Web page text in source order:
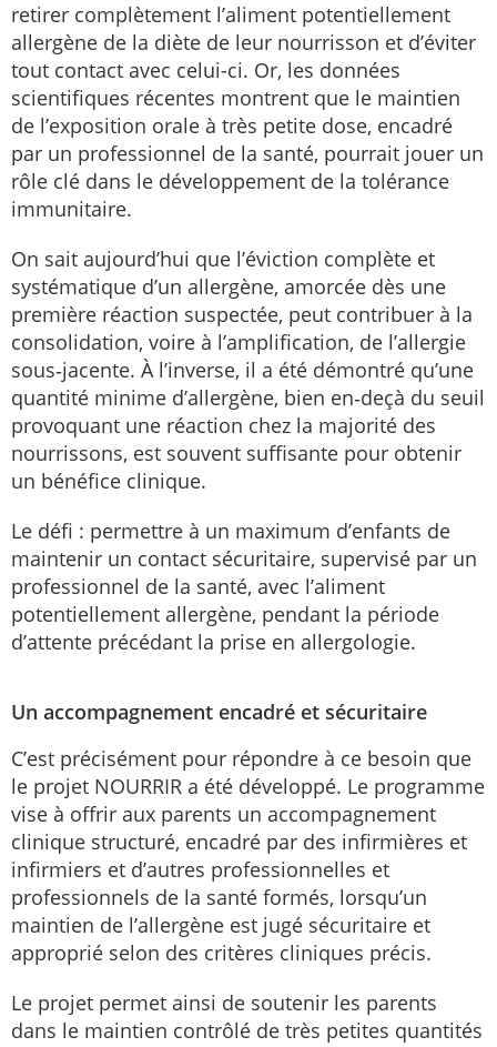
retirer complètement l’aliment potentiellement
allergène de la diète de leur nourrisson et d’éviter
tout contact avec celui-ci. Or, les données
scientifiques récentes montrent que le maintien
de l’exposition orale à très petite dose, encadré
par un professionnel de la santé, pourrait jouer un
rôle clé dans le développement de la tolérance
immunitaire.
On sait aujourd’hui que l’éviction complète et
systématique d’un allergène, amorcée dès une
première réaction suspectée, peut contribuer à la
consolidation, voire à l’amplification, de l’allergie
sous‑jacente. À l’inverse, il a été démontré qu’une
quantité minime d’allergène, bien en‑deçà du seuil
provoquant une réaction chez la majorité des
nourrissons, est souvent suffisante pour obtenir
un bénéfice clinique.
Le défi : permettre à un maximum d’enfants de
maintenir un contact sécuritaire, supervisé par un
professionnel de la santé, avec l’aliment
potentiellement allergène, pendant la période
d’attente précédant la prise en allergologie.
Un accompagnement encadré et sécuritaire
C’est précisément pour répondre à ce besoin que
le projet NOURRIR a été développé. Le programme
vise à offrir aux parents un accompagnement
clinique structuré, encadré par des infirmières et
infirmiers et d’autres professionnelles et
professionnels de la santé formés, lorsqu’un
maintien de l’allergène est jugé sécuritaire et
approprié selon des critères cliniques précis.
Le projet permet ainsi de soutenir les parents
dans le maintien contrôlé de très petites quantités